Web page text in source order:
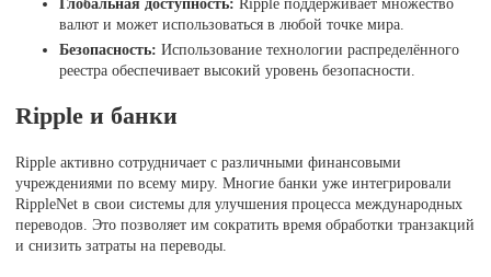
валют и может использоваться в любой точке мира.
Безопасность: Использование технологии распределённого
реестра обеспечивает высокий уровень безопасности.
Ripple и банки
Ripple активно сотрудничает с различными финансовыми
учреждениями по всему миру. Многие банки уже интегрировали
RippleNet в свои системы для улучшения процесса международных
переводов. Это позволяет им сократить время обработки транзакций
и снизить затраты на переводы.